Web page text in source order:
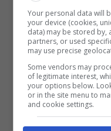
concreto ai
Il conflitto tra
continua a
Striscia. Solo
sono stati uccisi
Your personal data will
your device (cookies,
data) may be stored by,
partners, or used
may use precise
Some vendors may
of legitimate interest,
your options below.
or in the site menu to
and cookie settings.